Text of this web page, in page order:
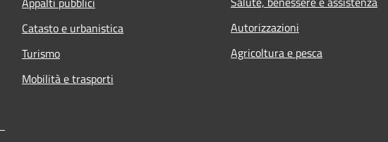
Catasto e urbanistica
Turismo
Mobilità e trasporti
Autorizzazioni
Agricoltura e pesca